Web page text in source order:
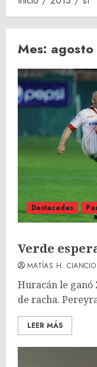
Mes:
Destacadas
Verde
MATÍAS H. CIANCIO
Huracán le ganó
de racha.
LEER MÁS